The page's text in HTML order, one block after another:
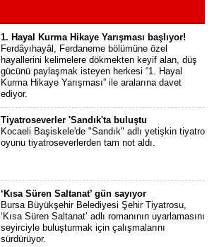
1. Hayal Kurma Hikaye Yarışması başlıyor!
Ferdâyıhayâl, Ferdaneme bölümüne özel
hayallerini kelimelere dökmekten keyif alan, düş
gücünü paylaşmak isteyen herkesi “1. Hayal
Kurma Hikaye Yarışması” ile aralarına davet
ediyor.
Tiyatroseverler 'Sandık'ta buluştu
Kocaeli Başiskele'de "Sandık" adlı yetişkin tiyatro
oyunu tiyatroseverlerden tam not aldı.
‘Kısa Süren Saltanat’ gün sayıyor
Bursa Büyükşehir Belediyesi Şehir Tiyatrosu,
‘Kısa Süren Saltanat’ adlı romanının uyarlamasını
seyirciyle buluşturmak için çalışmalarını
sürdürüyor.